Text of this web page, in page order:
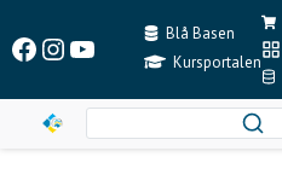
content
Facebook
Instagram
YouTubeBlå Basen
Kursportalen